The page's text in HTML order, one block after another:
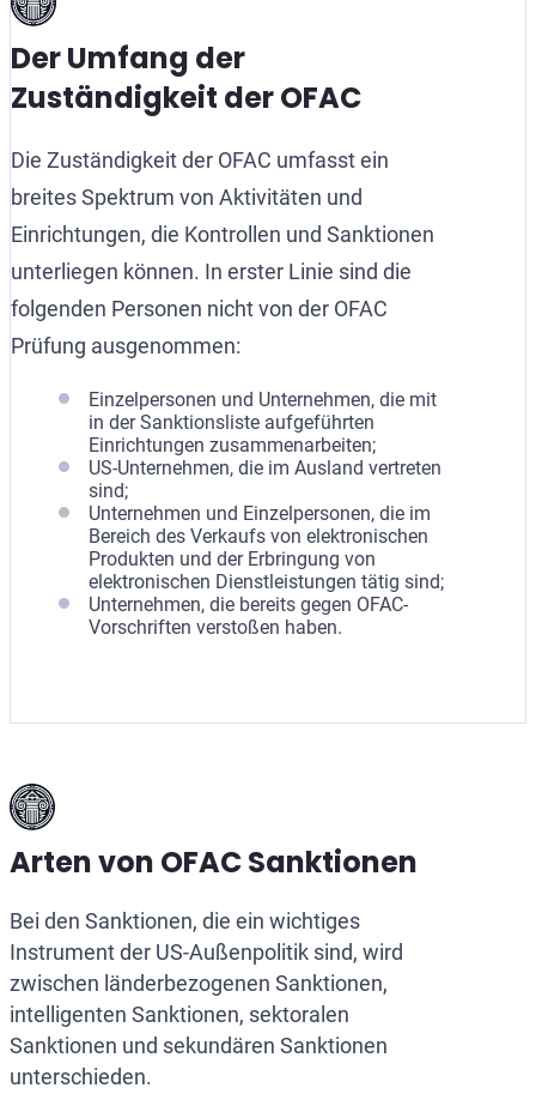
Der Umfang der
Zuständigkeit der OFAC
Die Zuständigkeit der OFAC umfasst ein
breites Spektrum von Aktivitäten und
Einrichtungen, die Kontrollen und Sanktionen
unterliegen können. In erster Linie sind die
folgenden Personen nicht von der OFAC
Prüfung ausgenommen:
Einzelpersonen und Unternehmen, die mit
in der Sanktionsliste aufgeführten
Einrichtungen zusammenarbeiten;
US-Unternehmen, die im Ausland vertreten
sind;
Unternehmen und Einzelpersonen, die im
Bereich des Verkaufs von elektronischen
Produkten und der Erbringung von
elektronischen Dienstleistungen tätig sind;
Unternehmen, die bereits gegen OFAC-
Vorschriften verstoßen haben.
Arten von OFAC Sanktionen
Bei den Sanktionen, die ein wichtiges
Instrument der US-Außenpolitik sind, wird
zwischen länderbezogenen Sanktionen,
intelligenten Sanktionen, sektoralen
Sanktionen und sekundären Sanktionen
unterschieden.